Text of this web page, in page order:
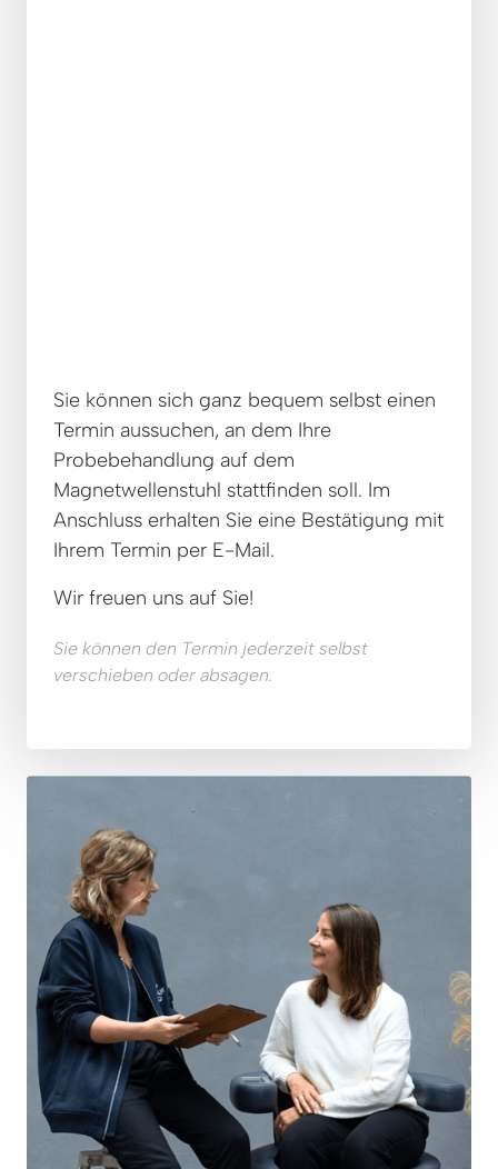
Sie können sich ganz bequem selbst einen
Termin aussuchen, an dem Ihre
Probebehandlung auf dem
Magnetwellenstuhl stattfinden soll. Im
Anschluss erhalten Sie eine Bestätigung mit
Ihrem Termin per E-Mail.
Wir freuen uns auf Sie!
Sie können den Termin jederzeit selbst
verschieben oder absagen.